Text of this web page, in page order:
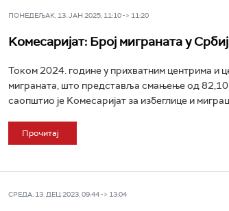
ПОНЕДЕЉАК, 13. ЈАН 2025, 11:10 -> 11:20
Kомесаријат: Број миграната у
Током 2024. године у прихватним центрима и
миграната, што представља смањење од
саопштио је Kомесаријат за избеглице и
Прочитај
СРЕДА, 13. ДЕЦ 2023, 09:44 -> 13:04